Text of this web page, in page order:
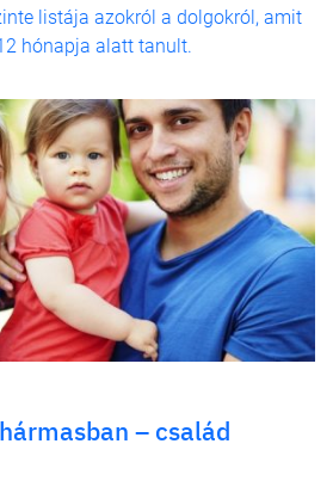
listája azokról a dolgokról, amit
hónapja alatt tanult.
– család